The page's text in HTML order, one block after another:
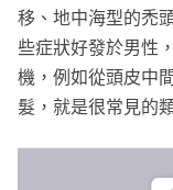
移、地中海型的禿
些症狀好發於男性
機，例如從頭皮中
髮，就是很常見的